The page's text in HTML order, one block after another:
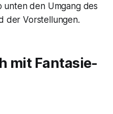
den Umgang des
der Vorstellungen.
mit Fantasie-